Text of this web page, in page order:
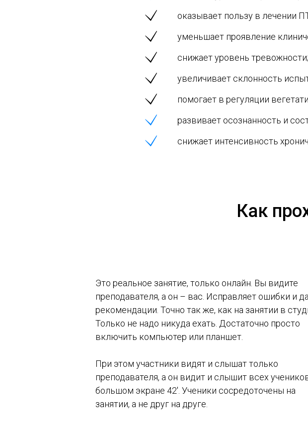
оказывает пользу в лечении
уменьшает проявление
снижает уровень тревожности;
увеличивает склонность
помогает в регуляции
развивает осознанность и
снижает интенсивность
Как
Это реальное занятие, только онлайн. Вы видите
преподавателя, а он – вас. Исправляет ошибки и
рекомендации. Точно так же, как на занятии в
Только не надо никуда ехать. Достаточно просто
включить компьютер или планшет.
При этом участники видят и слышат только
преподавателя, а он видит и слышит всех
большом экране 42'. Ученики сосредоточены на
занятии, а не друг на друге.